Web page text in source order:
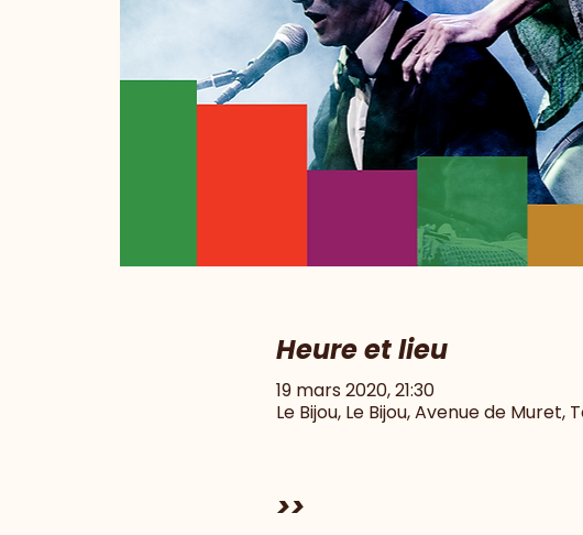
Heure et lieu
19 mars 2020, 21:30
Le Bijou, Le Bijou, Avenue de Muret,
>>